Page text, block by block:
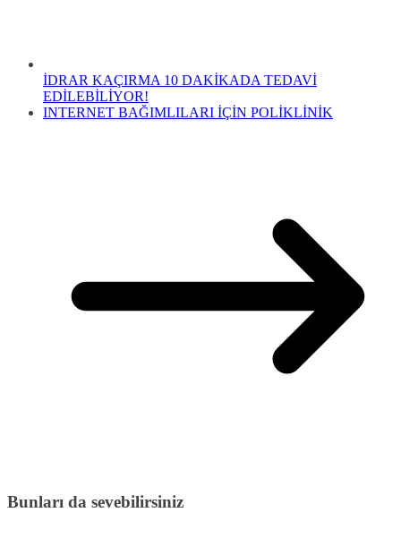
İDRAR KAÇIRMA 10 DAKİKADA TEDAVİ
EDİLEBİLİYOR!
INTERNET BAĞIMLILARI İÇİN POLİKLİNİK
Bunları da sevebilirsiniz